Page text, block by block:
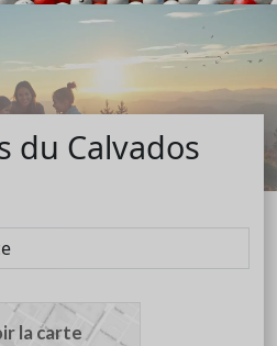
du Calvados
la carte